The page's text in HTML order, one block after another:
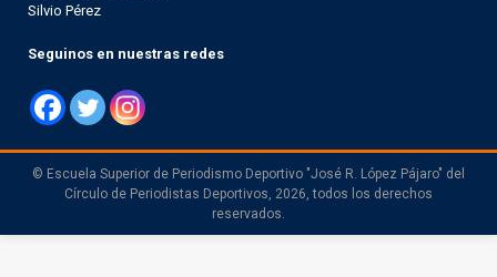
Silvio Pérez
Seguinos en nuestras redes
© Escuela Superior de Periodismo Deportivo "José R. López Pájaro" del
Círculo de Periodistas Deportivos, 2026, todos los derechos
reservados.